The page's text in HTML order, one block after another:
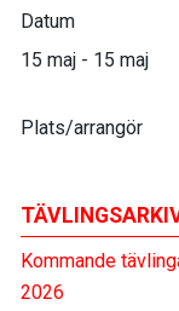
Kommande
2026
Datum
15 maj - 15 maj
Plats/arrangör